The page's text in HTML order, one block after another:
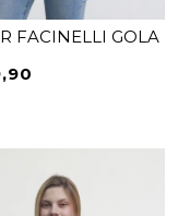
FACINELLI GOLA